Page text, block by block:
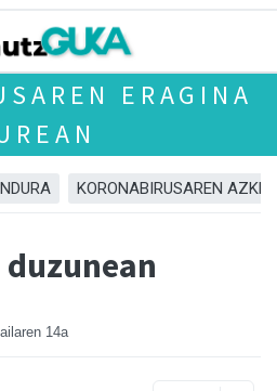
ERAGINA
KORONABIRUSAREN
duzunean
14a